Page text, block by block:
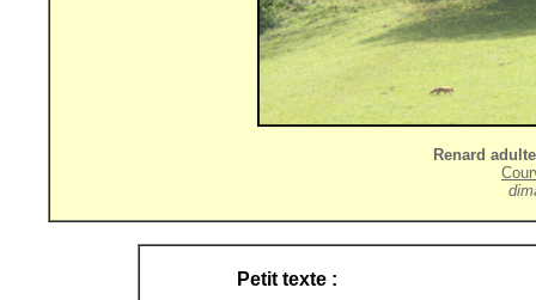
Renard adulte
Petit texte :